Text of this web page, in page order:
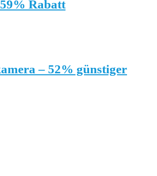
Rabatt
– 52% günstiger